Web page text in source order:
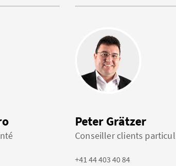
Peter Grätzer
Conseiller clients
+41 44 403 40 84